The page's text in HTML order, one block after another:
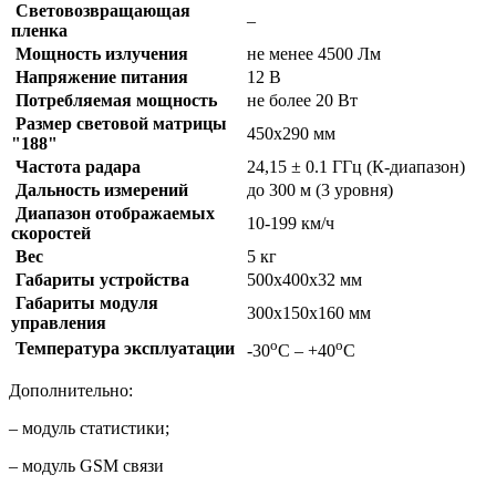
Световозвращающая
пленка
–
Мощность излучения
не менее 4500 Лм
Напряжение питания
12 В
Потребляемая мощность
не более 20 Вт
Размер световой матрицы
"188"
450х290 мм
Частота радара
24,15 ± 0.1 ГГц (К-диапазон)
Дальность измерений
до 300 м (3 уровня)
Диапазон отображаемых
скоростей
10-199 км/ч
Вес
5 кг
Габариты устройства
500х400х32 мм
Габариты модуля
управления
300х150х160 мм
Температура эксплуатации
-30оС – +40оС
Дополнительно:
– модуль статистики;
– модуль GSM связи